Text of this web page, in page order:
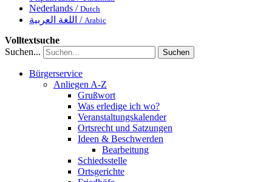
Nederlands / Dutch
اللغة العربية / Arabic
Volltextsuche
Suchen...
Suchen
Bürgerservice
Anliegen A-Z
Grußwort
Was erledige ich wo?
Veranstaltungskalender
Ortsrecht und Satzungen
Ideen & Beschwerden
Bearbeitung
Schiedsstelle
Ortsgerichte